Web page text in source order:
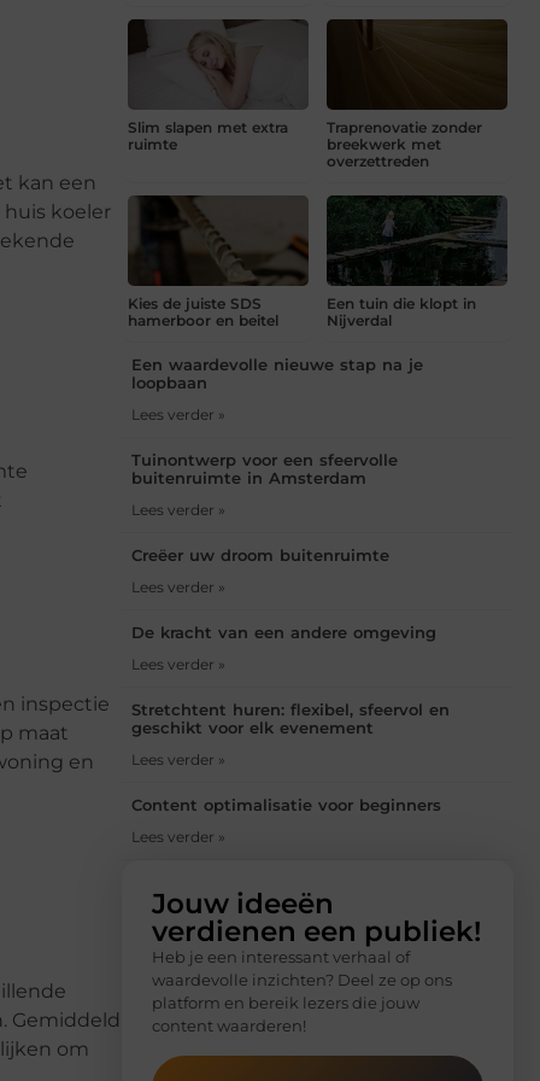
kan een
koeler
inspectie
maat
en
Gemiddeld
om
Slim slapen met extra
ruimte
Traprenovatie zonder
breekwerk met
overzettreden
Kies de juiste SDS
hamerboor en beitel
Een tuin die klopt in
Nijverdal
Een waardevolle nieuwe stap na je
loopbaan
Lees verder »
Tuinontwerp voor een sfeervolle
buitenruimte in Amsterdam
Lees verder »
Creëer uw droom buitenruimte
Lees verder »
De kracht van een andere omgeving
Lees verder »
Stretchtent huren: flexibel, sfeervol en
geschikt voor elk evenement
Lees verder »
Content optimalisatie voor beginners
Lees verder »
Jouw ideeën
verdienen een publiek!
Heb je een interessant verhaal of
waardevolle inzichten? Deel ze op ons
platform en bereik lezers die jouw
content waarderen!